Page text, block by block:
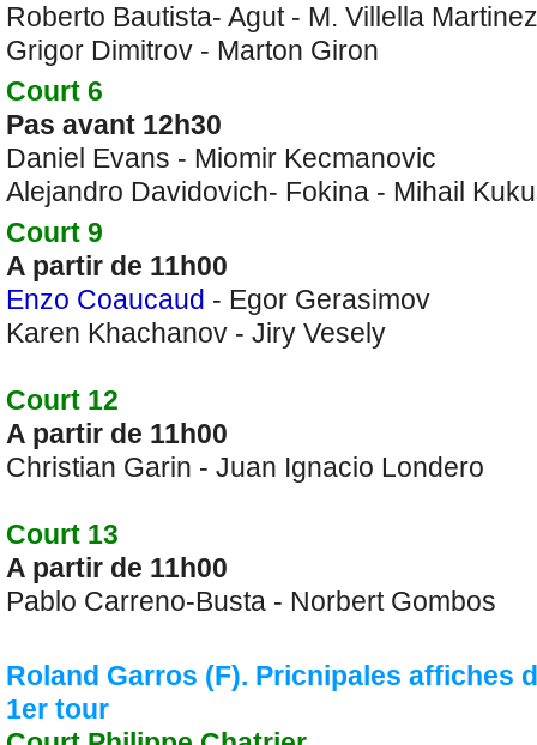
Roberto Bautista- Agut - M. Villella Martinez
Grigor Dimitrov - Marton Giron
Court 6
Pas avant 12h30
Daniel Evans - Miomir Kecmanovic
Alejandro Davidovich- Fokina - Mihail
Court 9
A partir de 11h00
Enzo Coaucaud - Egor Gerasimov
Karen Khachanov - Jiry Vesely
Court 12
A partir de 11h00
Christian Garin - Juan Ignacio Londero
Court 13
A partir de 11h00
Pablo Carreno-Busta - Norbert Gombos
Roland Garros (F). Pricnipales affiches
1er tour